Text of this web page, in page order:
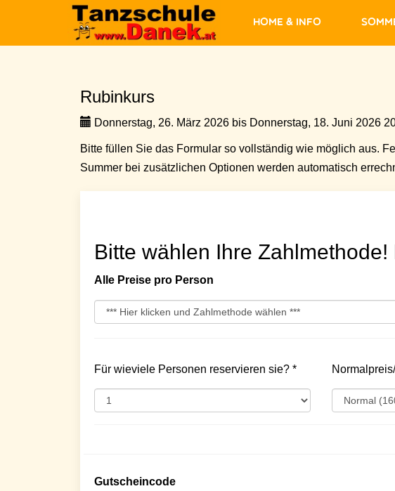
Home & Info
Rubinkurs
Donnerstag, 26. März 2026 bis Donnerstag, 18. Juni 2026
Bitte füllen Sie das Formular so vollständig wie möglich aus.
Summer bei zusätzlichen Optionen werden automatisch
Bitte wählen Ihre Zahlmethode!
Alle Preise pro Person
Für wieviele Personen reservieren sie? *
Gutscheincode